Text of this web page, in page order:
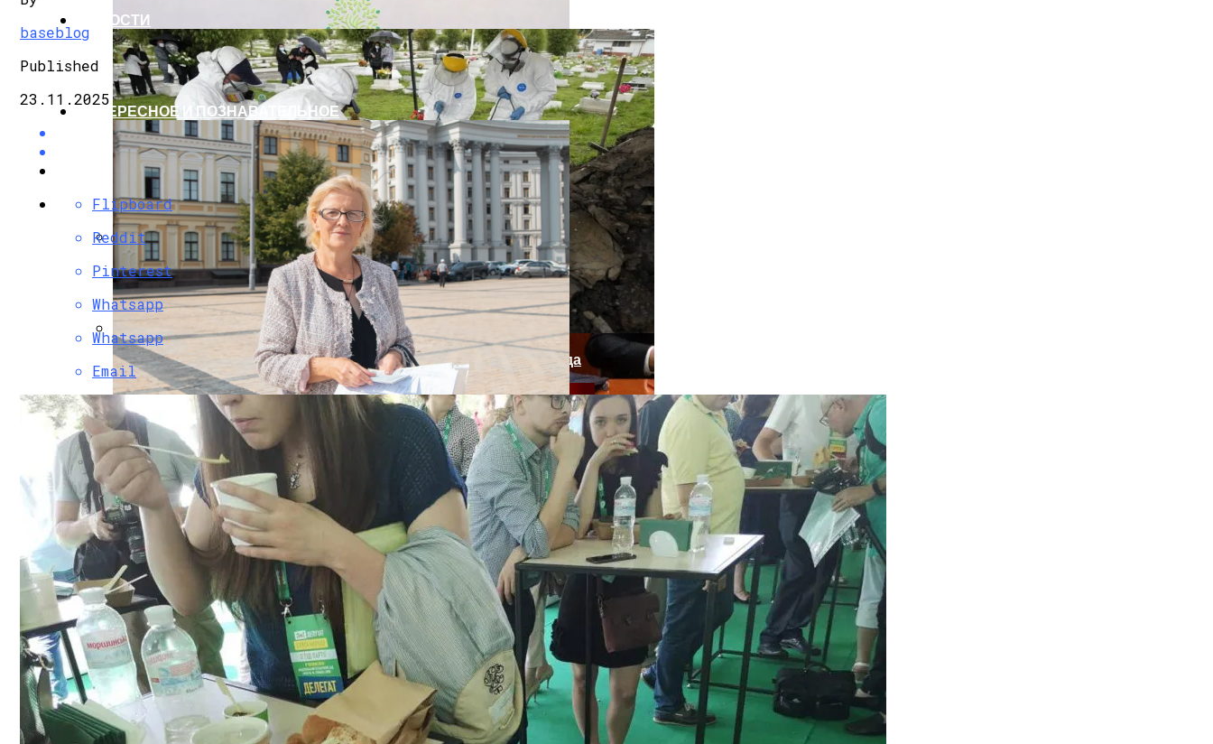
G7 Договорились Регулировать Искусственный Интеллект
Растущая Концентрация Власти В Руках Си Цзиньпина: Мир Не Обмануть
НОВОСТИ
Коронавирус В США Оказался Смертоноснее «испанки» 1918 Года
Извержение Вулкана На Юге Исландии: Чрезвычайное Положение И Эвакуация
ИНТЕРЕСНОЕ И ПОЗНАВАТЕЛЬНОЕ
В «Борисполе» Поселилась Украинка, Депортированная Из Казахстана
baseblog
Published
23.11.2025
Flipboard
Reddit
Pinterest
Whatsapp
Whatsapp
Email